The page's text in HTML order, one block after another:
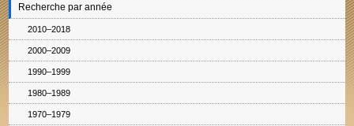
Recherche par année
2010–2018
2000–2009
1990–1999
1980–1989
1970–1979